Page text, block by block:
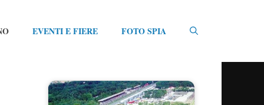
EVENTI E FIERE FOTO SPIA